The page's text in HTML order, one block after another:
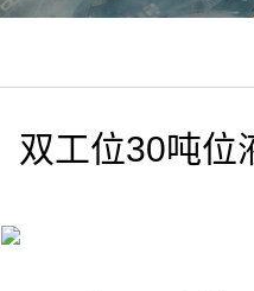
双工位30吨位